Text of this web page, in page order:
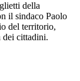
della
il sindaco Paolo
del territorio,
dei cittadini.